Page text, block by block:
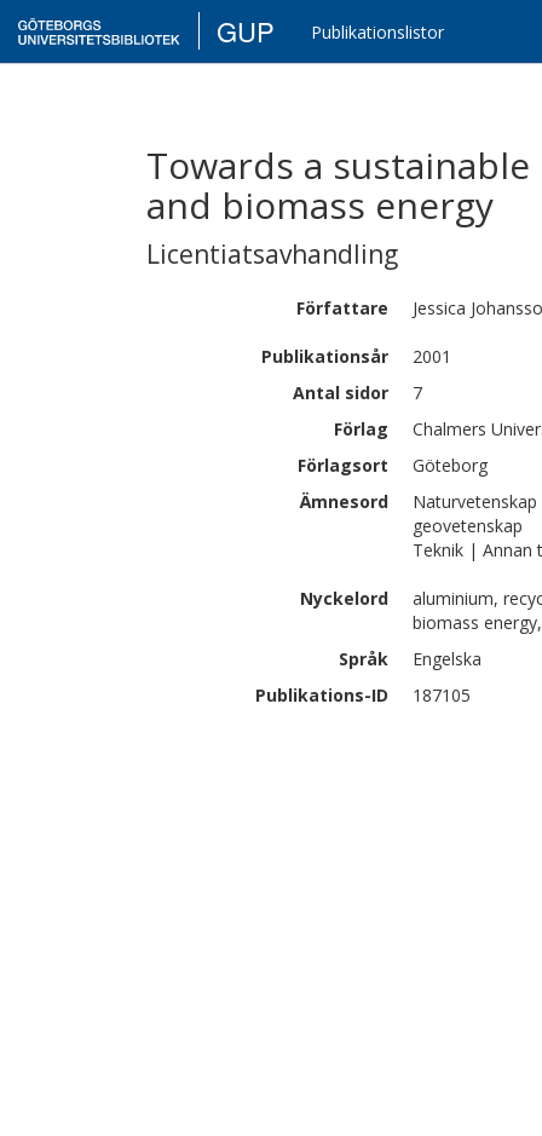
GUP Publikationslistor
Towards a
and biomass energy
Licentiatsavhandling
Författare Jessica
Publikationsår
2001
Antal sidor
7
Förlag
Chalmers
Förlagsort
Göteborg
Ämnesord
geovetenskap
Teknik | Annan
Nyckelord
aluminium,
biomass
Språk
Engelska
Publikations-ID
187105